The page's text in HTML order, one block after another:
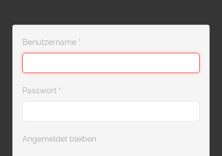
Benutzername *
Passwort *
Angemeldet bleiben